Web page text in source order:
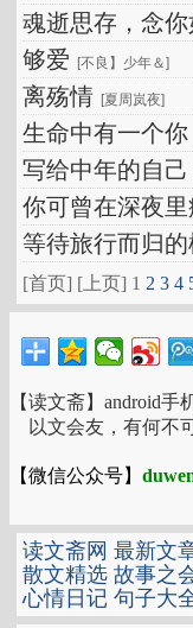
魂逝思存，念你
够爱 [不良】少年＆]
离殇情 [夏周岚夜]
生命中有一个
写给中年的自己
你可曾在深夜里
等待旅行而归
[首页] [上页] 1 2 3 4
【读文斋】android
以文会友，有何不
【微信公众号】
读文斋网 最新文
散文精选 故事之
心情日记 句子大